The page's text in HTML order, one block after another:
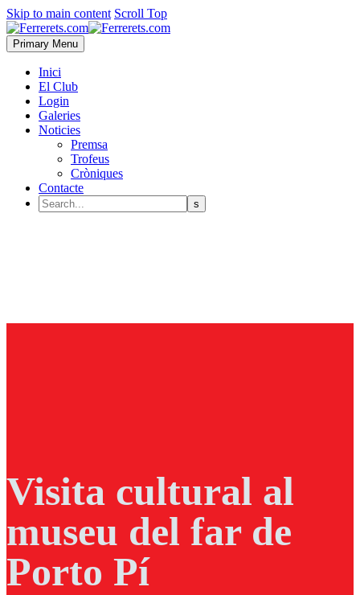
Skip to main content Scroll Top
Primary Menu
Inici
El Club
Login
Galeries
Noticies
Premsa
Trofeus
Cròniques
Contacte
Visita cultural al
museu del far de
Porto Pí